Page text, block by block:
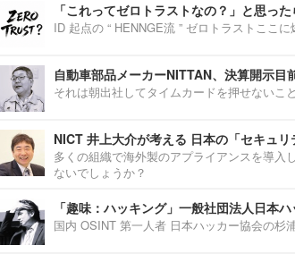
「これってゼロトラストなの？」と思っ
ID 起点の “ HENNGE流 ” ゼロトラストここに
自動車部品メーカーNITTAN、決算開示目
それは朝出社してタイムカードを押せない
NICT 井上大介が考える 日本の「セキュ
多くの組織で海外製のアプライアンスを導入
ないでしょうか？
「趣味：ハッキング」一般社団法人日本
国内 OSINT 第一人者 日本ハッカー協会の杉